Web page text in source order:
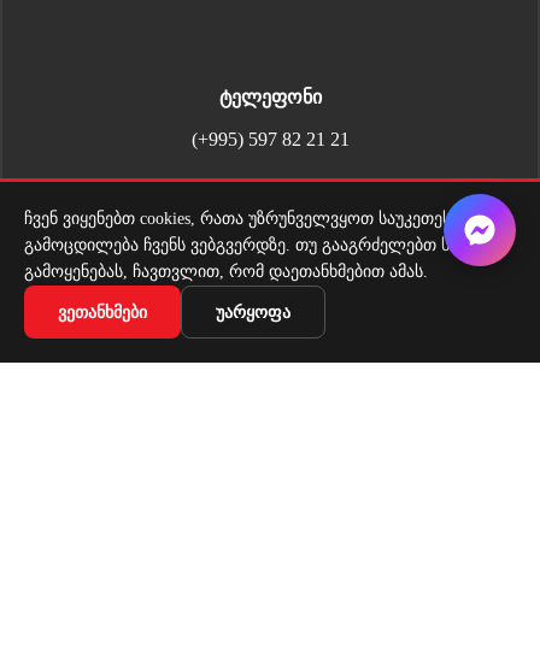
ტელეფონი
(+995) 597 82 21 21
ჩვენ ვიყენებთ cookies, რათა უზრუნველვყოთ საუკეთესო
გამოცდილება ჩვენს ვებგვერდზე. თუ გააგრძელებთ საიტის
გამოყენებას, ჩავთვლით, რომ დაეთანხმებით ამას.
ᲕᲔᲗᲐᲜᲮᲛᲔᲑᲘ ᲣᲐᲠᲧᲝᲤᲐ